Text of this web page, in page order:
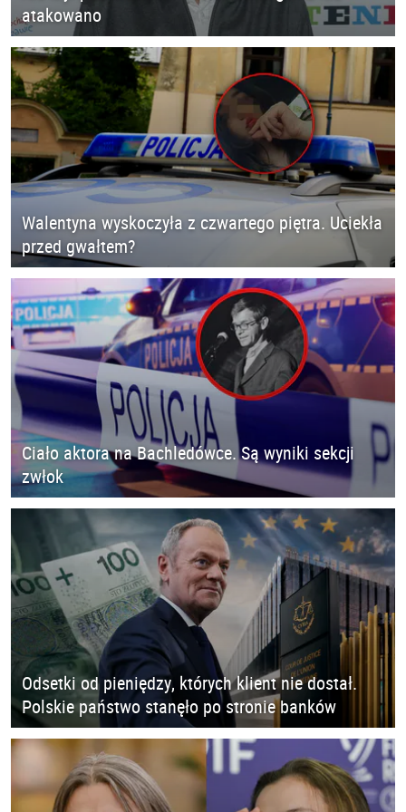
atakowano
Walentyna wyskoczyła z czwartego piętra. Uciekła
przed gwałtem?
Ciało aktora na Bachledówce. Są wyniki sekcji
zwłok
Odsetki od pieniędzy, których klient nie dostał.
Polskie państwo stanęło po stronie banków